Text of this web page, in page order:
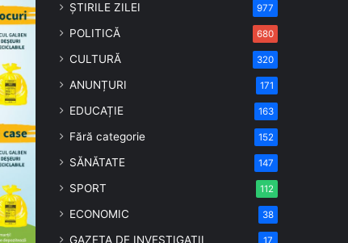
ȘTIRILE ZILEI 977
POLITICĂ 680
CULTURĂ 320
ANUNȚURI 171
EDUCAȚIE 163
Fără categorie 152
SĂNĂTATE 147
SPORT 112
ECONOMIC 38
GAZETA DE INVESTIGAȚII